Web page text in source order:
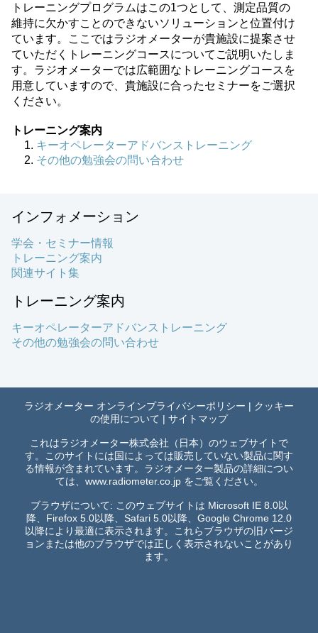
トレーニングプログラムはこの1つとして、測定品質の
維持に欠かすことのできないソリューションと位置付け
ています。ここではラジオメーターが貴施設に提案させ
ていただくトレーニングコースについてご説明いたしま
す。ラジオメーターでは広範囲なトレーニングコースを
用意していますので、貴施設に合ったセミナーをご選択
ください。
トレーニング案内
キーオペレーターアドバンストレーニング
その他の勉強会の問い合わせ
インフォメーション
学会・セミナー情報
トレーニング案内
関連サイト集
トレーニング案内
キーオペレーターアドバンストレーニング
その他の勉強会の問い合わせ
ラジオメーター オンラインプライバシーポリシー | クッキー
の使用について | サイトマップ
これはラジオメーター株式会社（日本）のウェブサイトで
す。このサイトには国によっては販売していない製品に関す
る情報が含まれています。ラジオメーター製品の詳細につい
ては、 www.radiometer.co.jpをご覧ください。
ブラウザについて: このウェブサイトは Microsoft IE 8.0以
降、Firefox 5.0以降、Safari 5.0以降、Google Chrome 12.0
以降により最適に表示されます。これらブラウザの旧バージ
ョンまたは他のブラウザでは正しく表示されないことがあり
ます。